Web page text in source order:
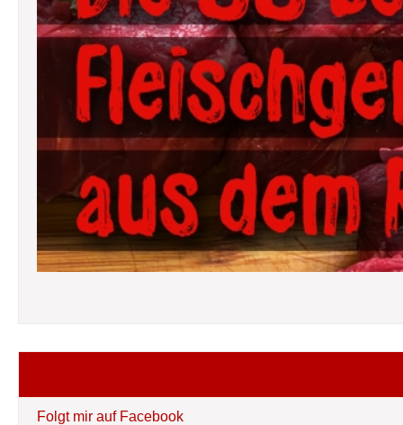
Folgt mir auf Facebook